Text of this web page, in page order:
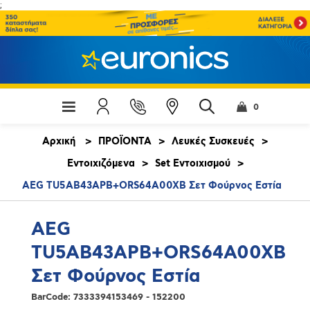
;
0
Αρχική > ΠΡΟΪΟΝΤΑ > Λευκές Συσκευές
>
Εντοιχιζόμενα
> Set Εντοιχισμού >
AEG TU5AB43APB+ORS64A00XB Σετ Φούρνος Εστία
AEG
TU5AB43APB+ORS64A00XB
Σετ Φούρνος Εστία
BarCode: 7333394153469 - 152200